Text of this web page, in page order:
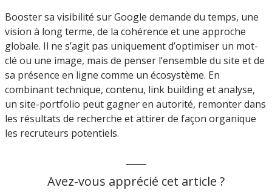
Booster sa visibilité sur Google demande du temps, une
vision à long terme, de la cohérence et une approche
globale. Il ne s’agit pas uniquement d’optimiser un mot-
clé ou une image, mais de penser l’ensemble du site et de
sa présence en ligne comme un écosystème. En
combinant technique, contenu, link building et analyse,
un site-portfolio peut gagner en autorité, remonter dans
les résultats de recherche et attirer de façon organique
les recruteurs potentiels.
Avez-vous apprécié cet article ?